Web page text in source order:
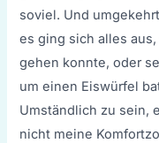
soviel. Und
es ging sich alles
gehen konnte, oder
um einen Eiswürfel
Umständlich zu sein,
nicht meine